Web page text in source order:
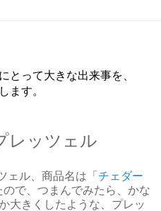
とって大きな出来事を、
ます。
レッツェル
ェル、商品名は「 チェダー
ので、つまんでみたら、かな
大きくしたような、プレッ